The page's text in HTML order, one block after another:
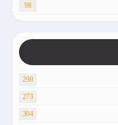
98
298
273
304